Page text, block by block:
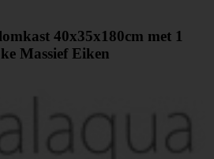
40x35x180cm met 1
Massief Eiken